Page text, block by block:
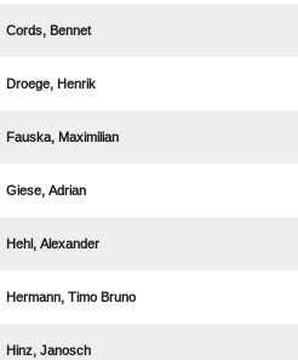
 
 
 
 
 
  
 